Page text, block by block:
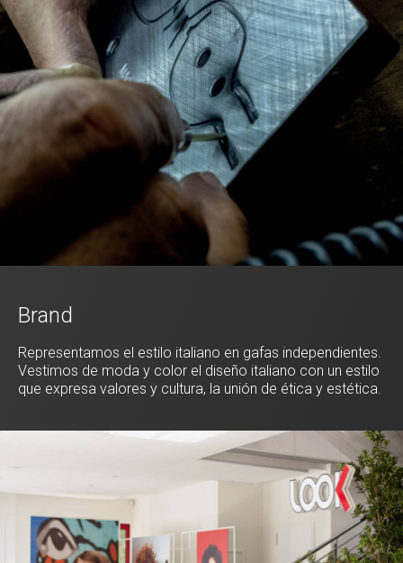
Brand
Representamos el estilo italiano en gafas independientes.
Vestimos de moda y color el diseño italiano con un estilo
que expresa valores y cultura, la unión de ética y estética.